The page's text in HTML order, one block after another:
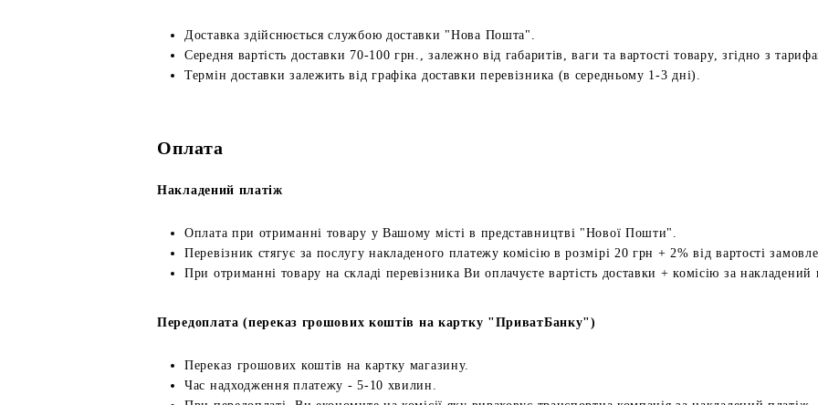
Доставка здійснюється службою доставки "Нова Пошта".
Середня вартість доставки 70-100 грн., залежно від габаритів, ваги та вартості товару, згідно з
Термін доставки залежить від графіка доставки перевізника (в середньому 1-3 дні).
Оплата
Накладений платіж
Оплата при отриманні товару у Вашому місті в представництві "Нової Пошти".
Перевізник стягує за послугу накладеного платежу комісію в розмірі 20 грн + 2% від вартості
При отриманні товару на складі перевізника Ви оплачуєте вартість доставки + комісію за накладений
Передоплата (переказ грошових коштів на картку "ПриватБанку")
Переказ грошових коштів на картку магазину.
Час надходження платежу - 5-10 хвилин.